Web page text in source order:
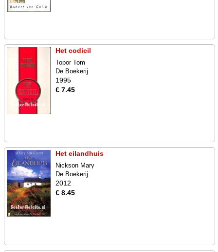
Het codicil
Topor Tom
De Boekerij
1995
€ 7.45
Het eilandhuis
Nickson Mary
De Boekerij
2012
€ 8.45